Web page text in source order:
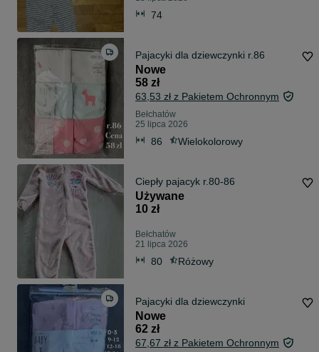
74
Pajacyki dla dziewczynki r.86
Nowe
58 zł
63,53 zł z Pakietem Ochronnym
Bełchatów
25 lipca 2026
86 Wielokolorowy
Ciepły pajacyk r.80-86
Używane
10 zł
Bełchatów
21 lipca 2026
80 Różowy
Pajacyki dla dziewczynki
Nowe
62 zł
67,67 zł z Pakietem Ochronnym